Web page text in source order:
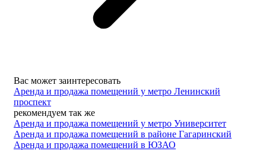
Вас может заинтересовать
Аренда и продажа помещений у метро Ленинский
проспект
рекомендуем так же
Аренда и продажа помещений у метро Университет
Аренда и продажа помещений в районе Гагаринский
Аренда и продажа помещений в ЮЗАО